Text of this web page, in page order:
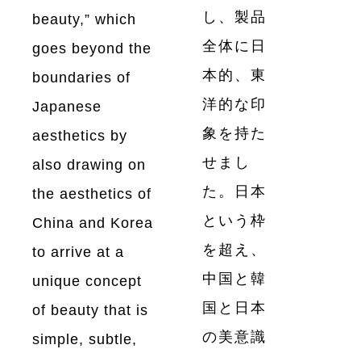
beauty,” which
goes beyond the
boundaries of
Japanese
aesthetics by
also drawing on
the aesthetics of
China and Korea
to arrive at a
unique concept
of beauty that is
simple, subtle,
し、製品
全体に日
本的、東
洋的な印
象を持た
せまし
た。日本
という枠
を超え、
中国と韓
国と日本
の美意識